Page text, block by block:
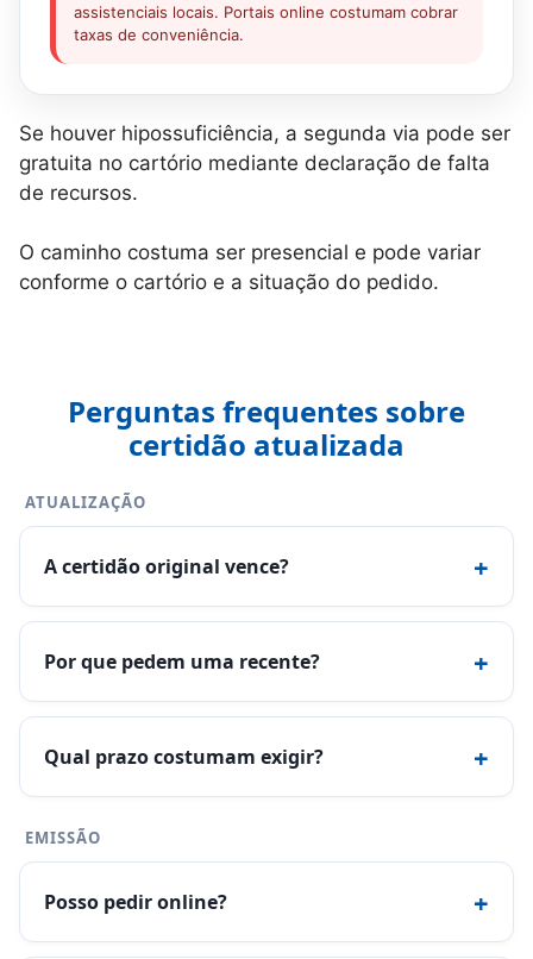
assistenciais locais. Portais online costumam cobrar
taxas de conveniência.
Se houver hipossuficiência, a segunda via pode ser
gratuita no cartório mediante declaração de falta
de recursos.
O caminho costuma ser presencial e pode variar
conforme o cartório e a situação do pedido.
Perguntas frequentes sobre
certidão atualizada
ATUALIZAÇÃO
A certidão original vence? +
Por que pedem uma recente? +
Qual prazo costumam exigir? +
EMISSÃO
Posso pedir online? +